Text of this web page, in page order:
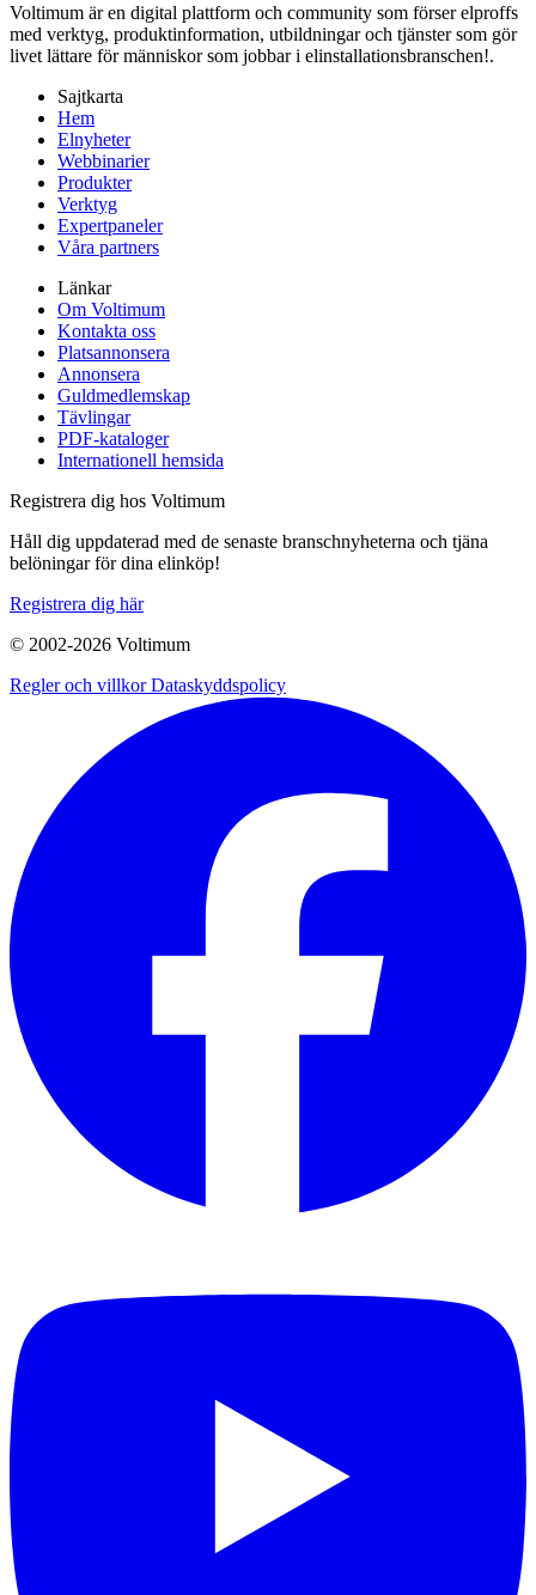
Voltimum är en digital plattform och community som förser elproffs
med verktyg, produktinformation, utbildningar och tjänster som gör
livet lättare för människor som jobbar i elinstallationsbranschen!.
Sajtkarta
Hem
Elnyheter
Webbinarier
Produkter
Verktyg
Expertpaneler
Våra partners
Länkar
Om Voltimum
Kontakta oss
Platsannonsera
Annonsera
Guldmedlemskap
Tävlingar
PDF-kataloger
Internationell hemsida
Registrera dig hos Voltimum
Håll dig uppdaterad med de senaste branschnyheterna och tjäna
belöningar för dina elinköp!
Registrera dig här
© 2002-2026 Voltimum
Regler och villkorDataskyddspolicy